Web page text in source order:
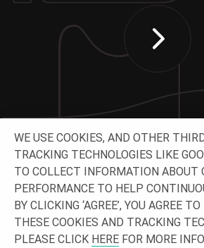
WE USE COOKIES, AND OTHER
TRACKING TECHNOLOGIES LIKE
TO COLLECT INFORMATION ABOUT
PERFORMANCE TO HELP
BY CLICKING ‘AGREE’, YOU AGREE
THESE COOKIES AND TRACKING
PLEASE CLICK HERE FOR MORE